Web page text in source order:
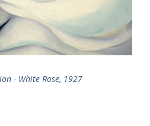
- White Rose, 1927